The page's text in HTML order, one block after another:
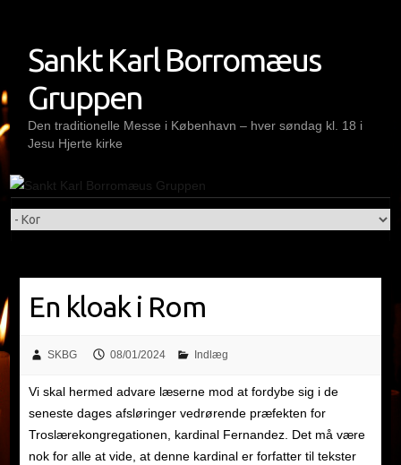
contentSankt Karl Borromæus
Gruppen
Den traditionelle Messe i København – hver søndag kl. 18 i
Jesu Hjerte kirke
En kloak i Rom
SKBG 08/01/2024 Indlæg
Vi skal hermed advare læserne mod at fordybe sig i de
seneste dages afsløringer vedrørende præfekten for
Troslærekongregationen, kardinal Fernandez. Det må være
nok for alle at vide, at denne kardinal er forfatter til tekster